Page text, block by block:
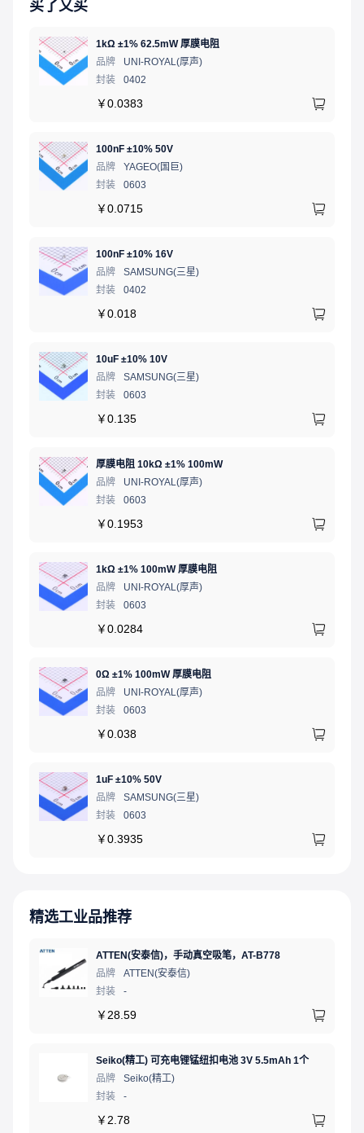
买了又买
1kΩ ±1% 62.5mW 厚膜电阻
品牌
UNI-ROYAL(厚声)
封装
0402
￥0.0383
100nF ±10% 50V
品牌
YAGEO(国巨)
封装
0603
￥0.0715
100nF ±10% 16V
品牌
SAMSUNG(三星)
封装
0402
￥0.018
10uF ±10% 10V
品牌
SAMSUNG(三星)
封装
0603
￥0.135
厚膜电阻 10kΩ ±1% 100mW
品牌
UNI-ROYAL(厚声)
封装
0603
￥0.1953
1kΩ ±1% 100mW 厚膜电阻
品牌
UNI-ROYAL(厚声)
封装
0603
￥0.0284
0Ω ±1% 100mW 厚膜电阻
品牌
UNI-ROYAL(厚声)
封装
0603
￥0.038
1uF ±10% 50V
品牌
SAMSUNG(三星)
封装
0603
￥0.3935
精选工业品推荐
ATTEN(安泰信)，手动真空吸笔，AT-B778
品牌
ATTEN(安泰信)
封装
-
￥ 28.59
Seiko(精工) 可充电锂锰纽扣电池 3V 5.5mAh 1个
品牌
Seiko(精工)
封装
-
￥ 2.78